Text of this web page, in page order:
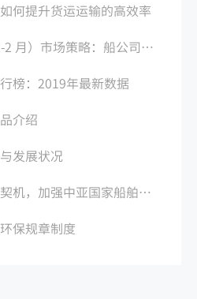
何提升货运运输的高效率
市场策略：船公司运力调整
榜：2019年最新数据
介绍
发展状况
亚国家船舶航运现代化和技术创新
保规章制度